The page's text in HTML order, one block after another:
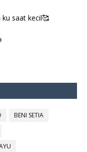
saat kecil🥰
BENI SETIA